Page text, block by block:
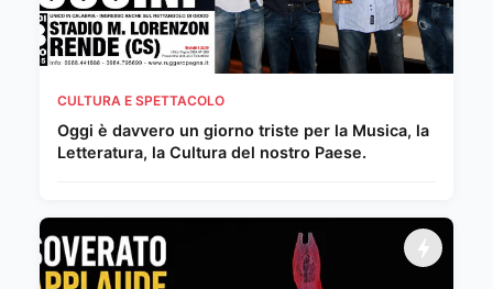
CULTURA E SPETTACOLO
Oggi è davvero un giorno triste per la Musica, la
Letteratura, la Cultura del nostro Paese.